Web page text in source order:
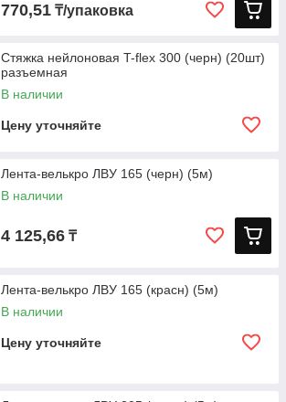
770,51 ₸/упаковка
Стяжка нейлоновая T-flex 300 (черн) (20шт)
разъемная
В наличии
Цену уточняйте
Лента-велькро ЛВУ 165 (черн) (5м)
В наличии
4 125,66 ₸
Лента-велькро ЛВУ 165 (красн) (5м)
В наличии
Цену уточняйте